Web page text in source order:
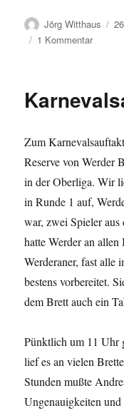
Autor
Jörg Witthaus
1 Kommentarzu
Zum
Reserve von Werder
in der Oberliga. Wir
in Runde 1 auf,
war, zwei Spieler aus
hatte Werder an
Werderaner, fast alle
bestens vorbereitet.
dem Brett auch ein
Pünktlich um 11 Uhr
lief es an vielen
Stunden mußte
Ungenauigkeiten